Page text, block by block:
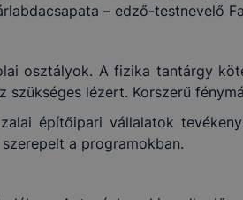
– edző-testnevelő
osztályok. A fizika tantárgy
lézert. Korszerű
építőipari vállalatok
a programokban.